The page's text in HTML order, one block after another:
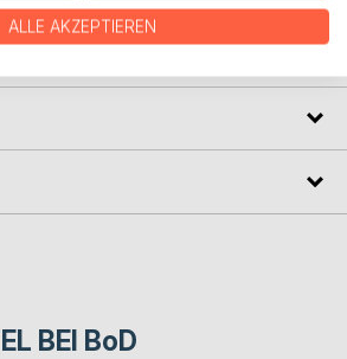
BEI BoD
ALLE AKZEPTIEREN